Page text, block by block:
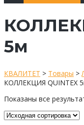
5м
КВАЛИТЕТ > Товары >
КОЛЛЕКЦИЯ QUINTEX
Показаны все